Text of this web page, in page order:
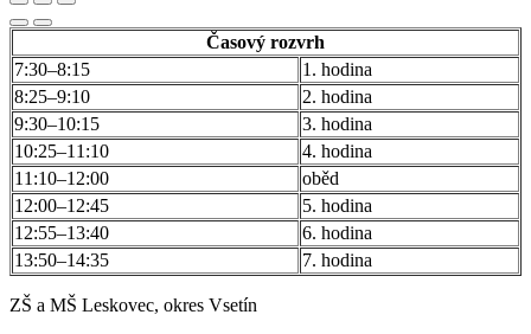
Časový rozvrh
7:30–8:15
1. hodina
8:25–9:10
2. hodina
9:30–10:15
3. hodina
10:25–11:10
4. hodina
11:10–12:00
oběd
12:00–12:45
5. hodina
12:55–13:40
6. hodina
13:50–14:35
7. hodina
ZŠ a MŠ Leskovec, okres Vsetín